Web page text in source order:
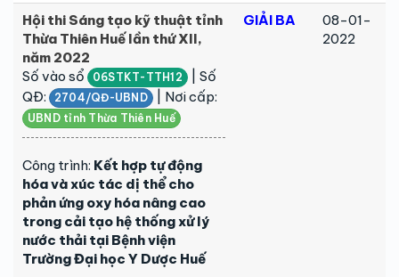
Hội thi Sáng tạo kỹ thuật tỉnh
Thừa Thiên Huế lần thứ XII,
năm 2022
Số vào sổ
06STKT-TTH12 | Số
QĐ:
2704/QĐ-UBND | Nơi cấp:
UBND tỉnh Thừa Thiên Huế
Công trình: Kết hợp tự động
hóa và xúc tác dị thể cho
phản ứng oxy hóa nâng cao
trong cải tạo hệ thống xử lý
nước thải tại Bệnh viện
Trường Đại học Y Dược Huế
GIẢI BA
08-01-
2022